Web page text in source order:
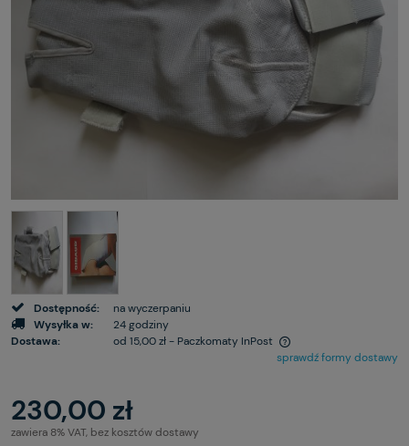
Dostępność:
na wyczerpaniu
Wysyłka w:
24 godziny
Dostawa:
od 15,00 zł- Paczkomaty InPost
sprawdź formy dostawy
230,00 zł
zawiera 8% VAT, bez kosztów dostawy